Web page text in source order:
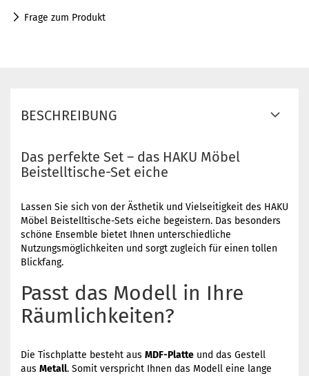
Frage zum Produkt
BESCHREIBUNG
Das perfekte Set – das HAKU Möbel
Beistelltische-Set eiche
Lassen Sie sich von der Ästhetik und Vielseitigkeit des HAKU
Möbel Beistelltische-Sets eiche begeistern. Das besonders
schöne Ensemble bietet Ihnen unterschiedliche
Nutzungsmöglichkeiten und sorgt zugleich für einen tollen
Blickfang.
Passt das Modell in Ihre
Räumlichkeiten?
Die Tischplatte besteht aus MDF-Platte und das Gestell
aus Metall. Somit verspricht Ihnen das Modell eine lange